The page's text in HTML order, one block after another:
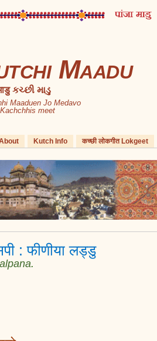
Maadu
કચ્છી માડુ
Maaduen Jo Medavo
meet
Kutch Info कच्छी लोकगीत Lokgeet
: फीणीया लड्डु
.